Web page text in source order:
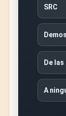
SRC
De
A